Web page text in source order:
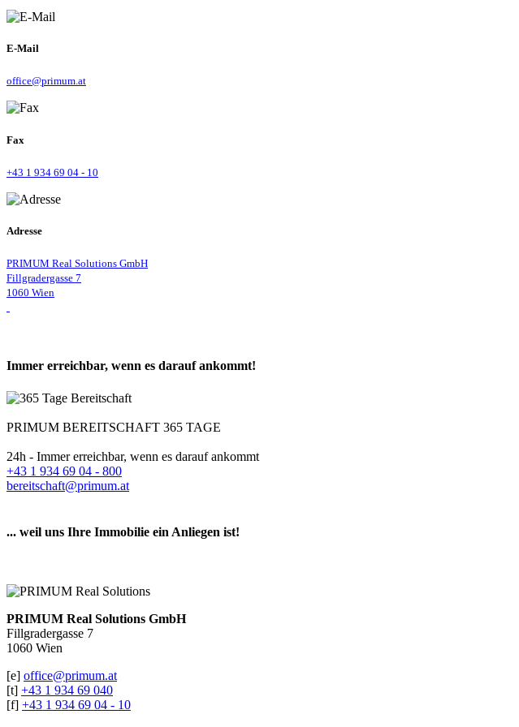
E-Mail
office@primum.at
Fax
+43 1 934 69 04 - 10
Adresse
PRIMUM Real Solutions GmbH
Fillgradergasse 7
1060 Wien
Immer erreichbar, wenn es darauf ankommt!
PRIMUM BEREITSCHAFT 365 TAGE
24h - Immer erreichbar, wenn es darauf ankommt
+43 1 934 69 04 - 800
bereitschaft@primum.at
... weil uns Ihre Immobilie ein Anliegen ist!
PRIMUM Real Solutions GmbH
Fillgradergasse 7
1060 Wien
[e] office@primum.at
[t] +43 1 934 69 040
[f] +43 1 934 69 04 - 10